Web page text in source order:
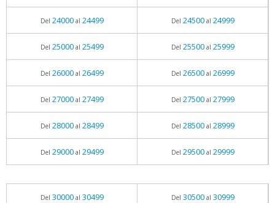
Del 24000al 24499 Del 24500al 24999
Del 25000al 25499 Del 25500al 25999
Del 26000al 26499 Del 26500al 26999
Del 27000al 27499 Del 27500al 27999
Del 28000al 28499 Del 28500al 28999
Del 29000al 29499 Del 29500al 29999
Del 30000al 30499 Del 30500al 30999